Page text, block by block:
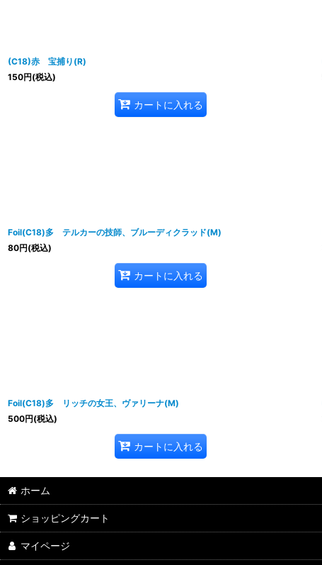
(C18)赤 宝捕り(R)
150円(税込)
カートに入れる
Foil(C18)多 テルカーの技師、ブルーディクラッド(M)
80円(税込)
カートに入れる
Foil(C18)多 リッチの女王、ヴァリーナ(M)
500円(税込)
カートに入れる
ホーム
ショッピングカート
マイページ